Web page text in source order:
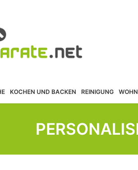
KOCHEN UND BACKEN REINIGUNG